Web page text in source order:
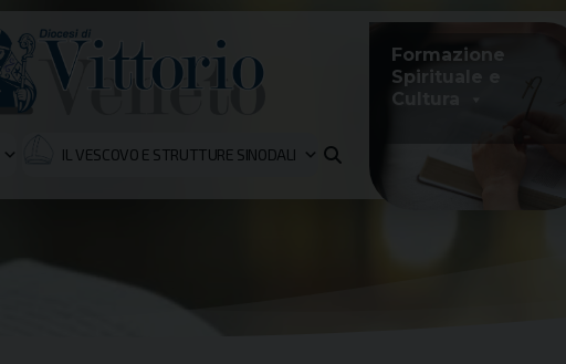
IL VESCOVO E STRUTTURE SINODALI
Formazione
Spirituale e
Cultura